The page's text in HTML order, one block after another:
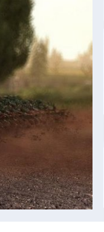
KENSHI
экшн